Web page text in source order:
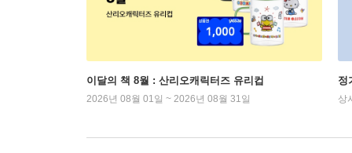
이달의 책 8월 : 산리오캐릭터즈 유리컵
2026년 08월 01일 ~ 2026년 08월 31일
정
상